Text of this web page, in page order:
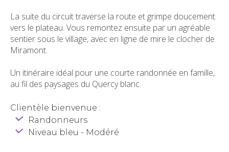
La suite du circuit traverse la route et grimpe doucement
vers le plateau. Vous remontez ensuite par un agréable
sentier sous le village, avec en ligne de mire le clocher de
Miramont.
Un itinéraire idéal pour une courte randonnée en famille,
au fil des paysages du Quercy blanc.
Clientèle bienvenue :
Randonneurs
Niveau bleu - Modéré